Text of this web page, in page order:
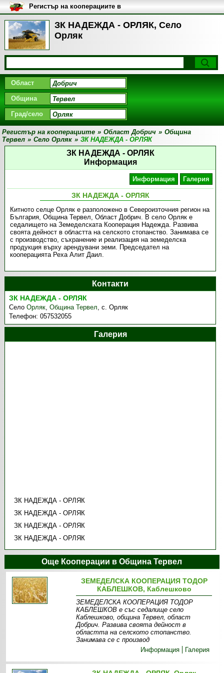
ЗК НАДЕЖДА - ОРЛЯК, Село
Орляк
Регистър на кооперациите в
България
Област
Община
Град/село
Регистър на кооперациите » Област Добрич » Община
Тервел » Село Орляк » ЗК НАДЕЖДА - ОРЛЯК
ЗК НАДЕЖДА - ОРЛЯК
Информация
Информация Галерия
ЗК НАДЕЖДА - ОРЛЯК
Китното селце Орляк е разположено в Североизточния регион на
България, Община Тервел, Област Добрич. В село Орляк е
седалището на Земеделската Кооперация Надежда. Развива
своята дейност в областта на селското стопанство. Занимава се
с производство, съхранение и реализация на земеделска
продукция върху арендувани земи. Председател на
кооперацията Реха Алит Даил.
Контакти
ЗК НАДЕЖДА - ОРЛЯК
СелоОрляк,Община Тервел,с. Орляк
Телефон:057532055
Галерия
ЗК НАДЕЖДА - ОРЛЯК
ЗК НАДЕЖДА - ОРЛЯК
ЗК НАДЕЖДА - ОРЛЯК
ЗК НАДЕЖДА - ОРЛЯК
Още Кооперации в Община Тервел
ЗЕМЕДЕЛСКА КООПЕРАЦИЯ ТОДОР
КАБЛЕШКОВ, Каблешково
ЗЕМЕДЕЛСКА КООПЕРАЦИЯ ТОДОР
КАБЛЕШКОВ е със седалище село
Каблешково, община Тервел, област
Добрич. Развива своята дейност в
областта на селското стопанство.
Занимава се с производ
Информация
Галерия